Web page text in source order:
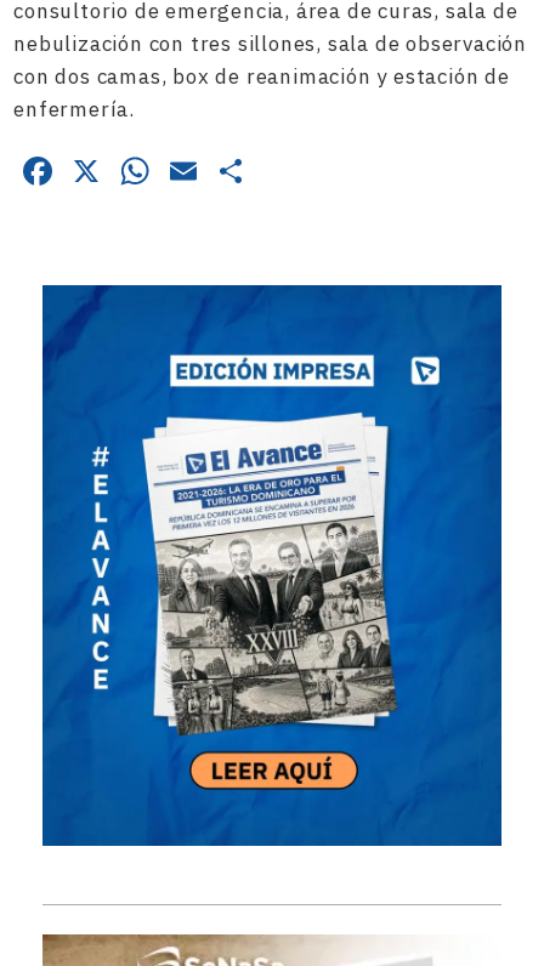
consultorio de emergencia, área de curas, sala de
nebulización con tres sillones, sala de observación
con dos camas, box de reanimación y estación de
enfermería.
Facebook
X WhatsApp
Email